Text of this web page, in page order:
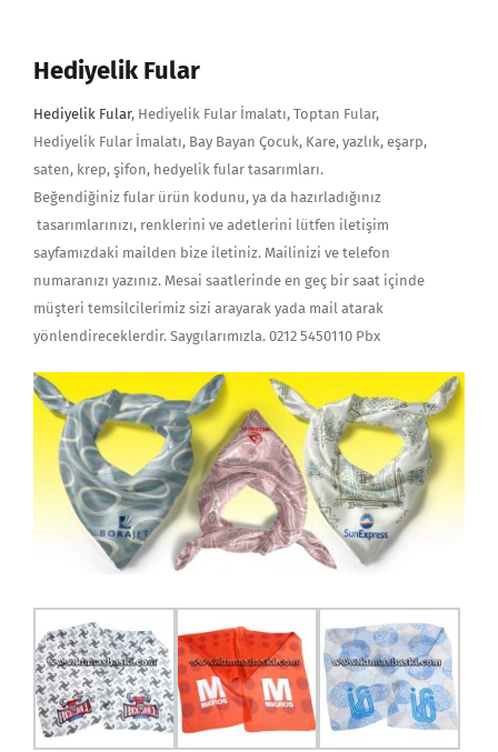
Hediyelik Fular
Hediyelik Fular, Hediyelik Fular İmalatı, Toptan Fular,
Hediyelik Fular İmalatı, Bay Bayan Çocuk, Kare, yazlık, eşarp,
saten, krep, şifon, hedyelik fular tasarımları.
Beğendiğiniz fular ürün kodunu, ya da hazırladığınız
tasarımlarınızı, renklerini ve adetlerini lütfen iletişim
sayfamızdaki mailden bize iletiniz. Mailinizi ve telefon
numaranızı yazınız. Mesai saatlerinde en geç bir saat içinde
müşteri temsilcilerimiz sizi arayarak yada mail atarak
yönlendireceklerdir. Saygılarımızla. 0212 5450110 Pbx